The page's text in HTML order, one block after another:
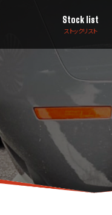
Stock list
ストックリスト